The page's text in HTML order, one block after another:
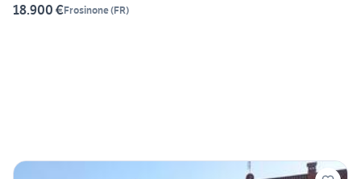
18.900 €Frosinone(FR)